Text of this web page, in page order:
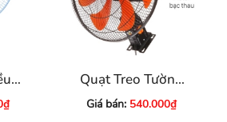
Quạt Treo Tường
Senko TC1622
Giá bán: 540.000₫